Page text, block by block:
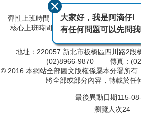
彈性上班時間：AM8:00~09:00 彈性下
核心上班時間：星期一 ~ 星期五
地址：220057 新北市板橋區四川路2段
(02)8966-9870 傳真：
© 2016 本網站全部圖文版權係屬本分署所有
將全部或部分內容，轉載於任
最後異動日期115-
瀏覽人次24
大家好，我是阿滴仔!
有任何問題可以先問